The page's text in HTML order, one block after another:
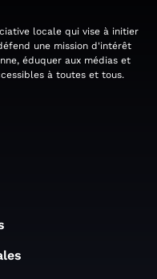
locale qui vise à initier
une mission d'intérêt
éduquer aux médias et
à toutes et tous.